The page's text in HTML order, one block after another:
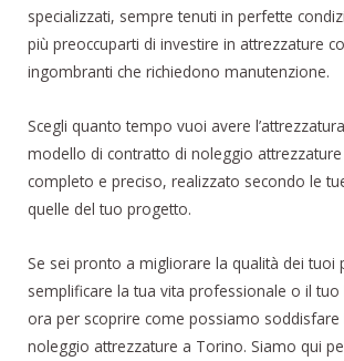
specializzati, sempre tenuti in perfette
più preoccuparti di investire in attrezzature
ingombranti che richiedono manutenzione.
Scegli quanto tempo vuoi avere
modello di contratto di noleggio
completo e preciso, realizzato secondo le
quelle del tuo progetto.
Se sei pronto a migliorare la qualità dei tuoi
semplificare la tua vita professionale o il tuo
ora per scoprire come possiamo soddisfare
noleggio attrezzature a Torino. Siamo qui